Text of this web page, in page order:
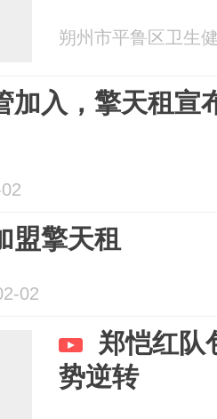
朔州市平鲁区卫生
加入，擎天租宣
盟擎天租
02
郑恺红队
势逆转